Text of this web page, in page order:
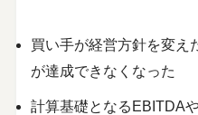
買い手が経営方針を変え
が達成できなくなった
計算基礎となるEBITDA